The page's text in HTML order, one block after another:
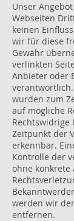
Unser
Webseiten
keinen
wir für diese
Gewähr
verlinkten
Anbieter oder
wurden zum
auf mögliche
Rechtswidrige
Zeitpunkt der
erkennbar.
Kontrolle der
ohne
werden wir
entfernen.